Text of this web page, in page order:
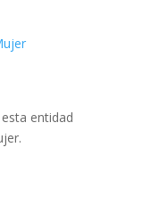
entidad